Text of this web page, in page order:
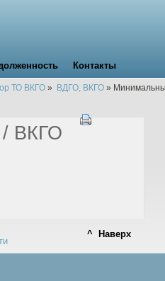
Контакты
ТО ВКГО » ВДГО, ВКГО »
/ ВКГО
^ Наверх